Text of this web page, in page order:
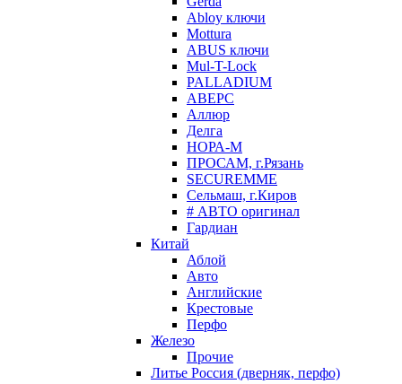
Abloy ключи
Mottura
ABUS ключи
Mul-T-Lock
PALLADIUM
АВЕРС
Аллюр
Делга
НОРА-М
ПРОСАМ, г.Рязань
SECUREMME
Сельмаш, г.Киров
# АВТО оригинал
Гардиан
Китай
Аблой
Авто
Английские
Крестовые
Перфо
Железо
Прочие
Литье Россия (дверняк, перфо)